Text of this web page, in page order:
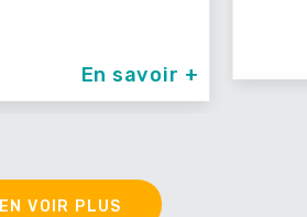
En savoir +
EN VOIR PLUS